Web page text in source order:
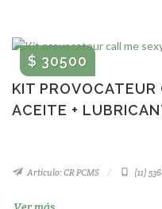
KIT PROVOCATEUR
ACEITE +
$ 30500
Artículo: CR PCMS (11)